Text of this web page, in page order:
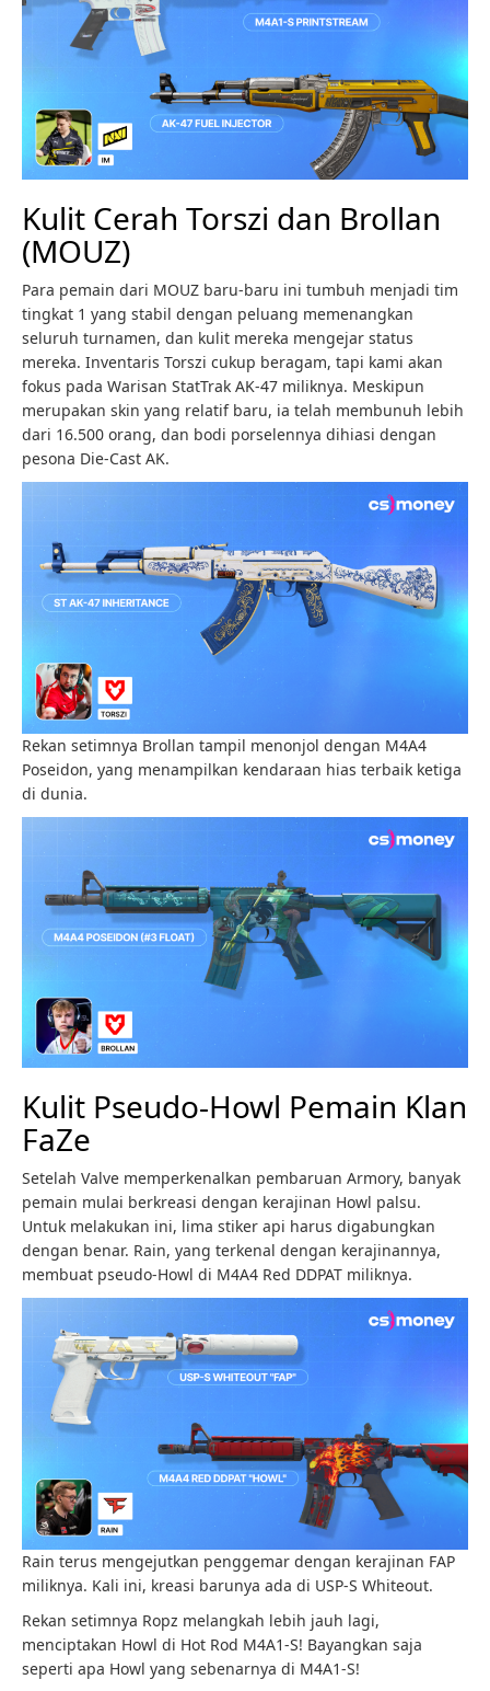
Kulit Cerah Torszi dan Brollan
(MOUZ)
Para pemain dari MOUZ baru-baru ini tumbuh menjadi tim
tingkat 1 yang stabil dengan peluang memenangkan
seluruh turnamen, dan kulit mereka mengejar status
mereka. Inventaris Torszi cukup beragam, tapi kami akan
fokus pada Warisan StatTrak AK-47 miliknya. Meskipun
merupakan skin yang relatif baru, ia telah membunuh lebih
dari 16.500 orang, dan bodi porselennya dihiasi dengan
pesona Die-Cast AK.
Rekan setimnya Brollan tampil menonjol dengan M4A4
Poseidon, yang menampilkan kendaraan hias terbaik ketiga
di dunia.
Kulit Pseudo-Howl Pemain Klan
FaZe
Setelah Valve memperkenalkan pembaruan Armory, banyak
pemain mulai berkreasi dengan kerajinan Howl palsu.
Untuk melakukan ini, lima stiker api harus digabungkan
dengan benar. Rain, yang terkenal dengan kerajinannya,
membuat pseudo-Howl di M4A4 Red DDPAT miliknya.
Rain terus mengejutkan penggemar dengan kerajinan FAP
miliknya. Kali ini, kreasi barunya ada di USP-S Whiteout.
Rekan setimnya Ropz melangkah lebih jauh lagi,
menciptakan Howl di Hot Rod M4A1-S! Bayangkan saja
seperti apa Howl yang sebenarnya di M4A1-S!